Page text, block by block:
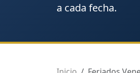
a cada fecha.